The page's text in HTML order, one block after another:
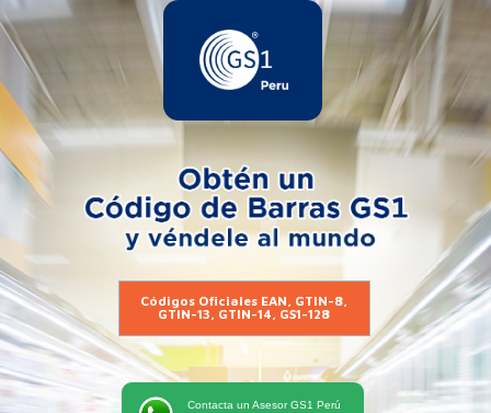
Contacta un Asesor GS1 Perú
Códigos Oficiales EAN, GTIN-8,
GTIN-13, GTIN-14, GS1-128